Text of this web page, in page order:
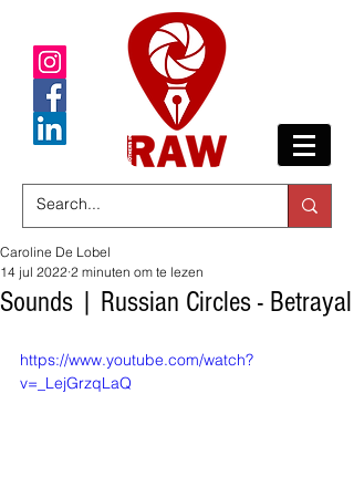
Sounds | Russian Circles - Betrayal
Caroline De Lobel
14 jul 2022 2 minuten om te lezen
https://www.youtube.com/watch?
v=_LejGrzqLaQ